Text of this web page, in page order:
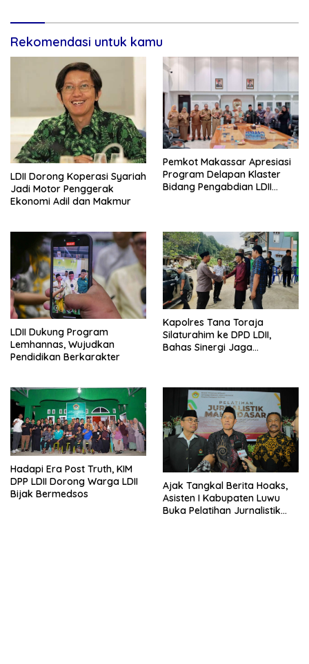
Rekomendasi untuk kamu
LDII Dorong Koperasi Syariah
Jadi Motor Penggerak
Ekonomi Adil dan Makmur
Pemkot Makassar Apresiasi
Program Delapan Klaster
Bidang Pengabdian LDII
LDII Dukung Program
Lemhannas, Wujudkan
Pendidikan Berkarakter
Kapolres Tana Toraja
Silaturahim ke DPD LDII,
Bahas Sinergi Jaga
Hadapi Era Post Truth, KIM
DPP LDII Dorong Warga LDII
Bijak Bermedsos
Ajak Tangkal Berita Hoaks,
Asisten I Kabupaten Luwu
Buka Pelatihan Jurnalistik